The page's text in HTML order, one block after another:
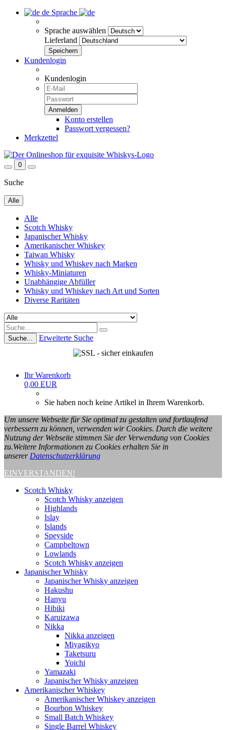
de Sprache
Sprache auswählen
Lieferland
Kundenlogin
Kundenlogin
Konto erstellen
Passwort vergessen?
Merkzettel
0
Suche
Alle
Alle
Scotch Whisky
Japanischer Whisky
Amerikanischer Whiskey
Taiwan Whisky
Whisky und Whiskey nach Marken
Whisky-Miniaturen
Unabhängige Abfüller
Whisky und Whiskey nach Art und Sorten
Diverse Raritäten
Suche... Erweiterte Suche
Ihr Warenkorb
0,00 EUR
Sie haben noch keine Artikel in Ihrem Warenkorb.
Um unsere Webseite für Sie optimal zu gestalten und fortlaufend
verbessern zu können, verwenden wir Cookies. Durch die weitere
Nutzung der Webseite stimmen Sie der Verwendung von Cookies
zu.Weitere Informationen zu Cookies erhalten Sie in
unserer Datenschutzerklärung
EINVERSTANDEN!
Scotch Whisky
Scotch Whisky anzeigen
Highlands
Islay
Islands
Speyside
Campbeltown
Lowlands
Scotch Whisky anzeigen
Japanischer Whisky
Japanischer Whisky anzeigen
Hakushu
Hanyu
Hibiki
Karuizawa
Nikka
Nikka anzeigen
Miyagikyo
Taketsuru
Yoichi
Yamazaki
Japanischer Whisky anzeigen
Amerikanischer Whiskey
Amerikanischer Whiskey anzeigen
Bourbon Whiskey
Small Batch Whiskey
Single Barrel Whiskey